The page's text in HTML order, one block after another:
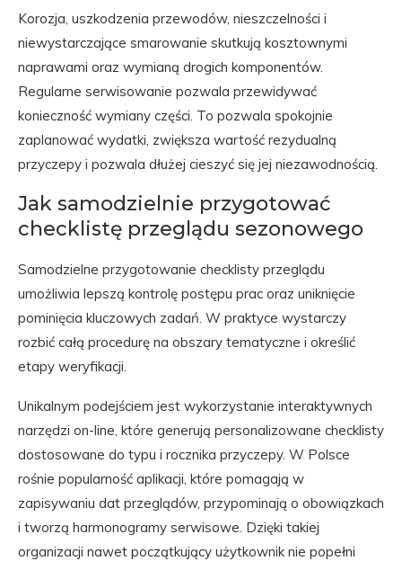
Korozja, uszkodzenia przewodów, nieszczelności i
niewystarczające smarowanie skutkują kosztownymi
naprawami oraz wymianą drogich komponentów.
Regularne serwisowanie pozwala przewidywać
konieczność wymiany części. To pozwala spokojnie
zaplanować wydatki, zwiększa wartość rezydualną
przyczepy i pozwala dłużej cieszyć się jej niezawodnością.
Jak samodzielnie przygotować
checklistę przeglądu sezonowego
Samodzielne przygotowanie checklisty przeglądu
umożliwia lepszą kontrolę postępu prac oraz uniknięcie
pominięcia kluczowych zadań. W praktyce wystarczy
rozbić całą procedurę na obszary tematyczne i określić
etapy weryfikacji.
Unikalnym podejściem jest wykorzystanie interaktywnych
narzędzi on-line, które generują personalizowane checklisty
dostosowane do typu i rocznika przyczepy. W Polsce
rośnie popularność aplikacji, które pomagają w
zapisywaniu dat przeglądów, przypominają o obowiązkach
i tworzą harmonogramy serwisowe. Dzięki takiej
organizacji nawet początkujący użytkownik nie popełni